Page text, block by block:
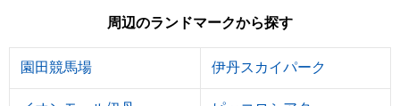
周辺のランドマークから探す
園田競馬場 伊丹スカイパーク